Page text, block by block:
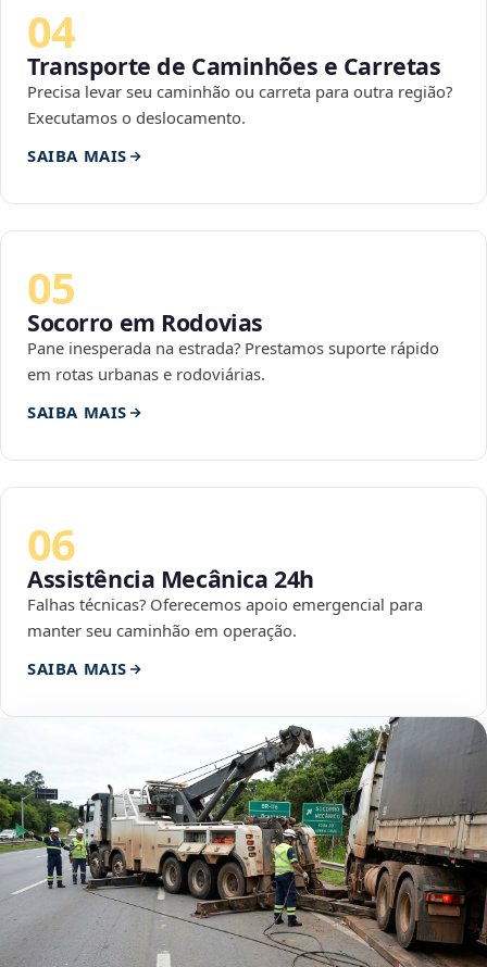
04
Transporte de Caminhões e Carretas
Precisa levar seu caminhão ou carreta para outra região?
Executamos o deslocamento.
SAIBA MAIS
05
Socorro em Rodovias
Pane inesperada na estrada? Prestamos suporte rápido
em rotas urbanas e rodoviárias.
SAIBA MAIS
06
Assistência Mecânica 24h
Falhas técnicas? Oferecemos apoio emergencial para
manter seu caminhão em operação.
SAIBA MAIS